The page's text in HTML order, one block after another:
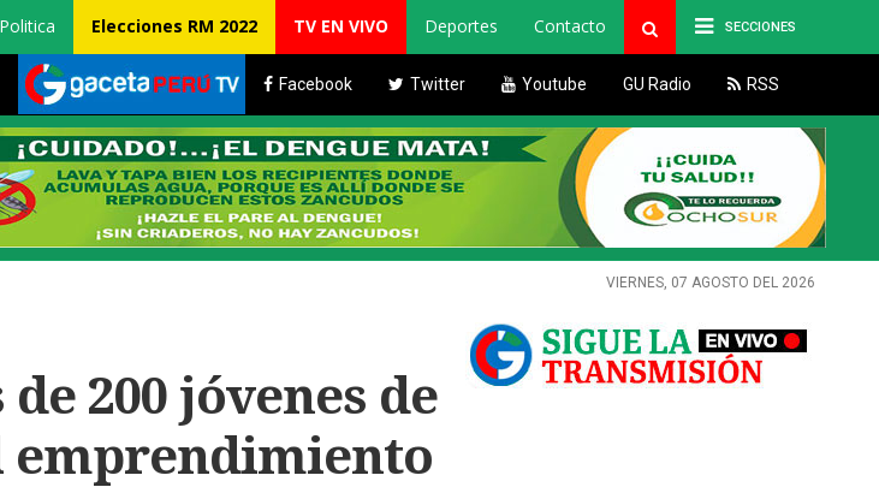
SECCIONES
Politica Elecciones RM 2022 TV EN VIVO Deportes Contacto
Facebook Twitter Youtube GU Radio RSS
VIERNES, 07 AGOSTO DEL 2026
200 jóvenes de
emprendimiento